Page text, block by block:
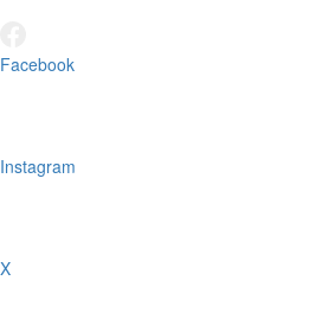
Facebook
Instagram
X